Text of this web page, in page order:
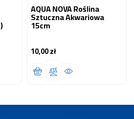
AQUA NOVA Roślina
Sztuczna Akwariowa
15cm
10,00 złCena